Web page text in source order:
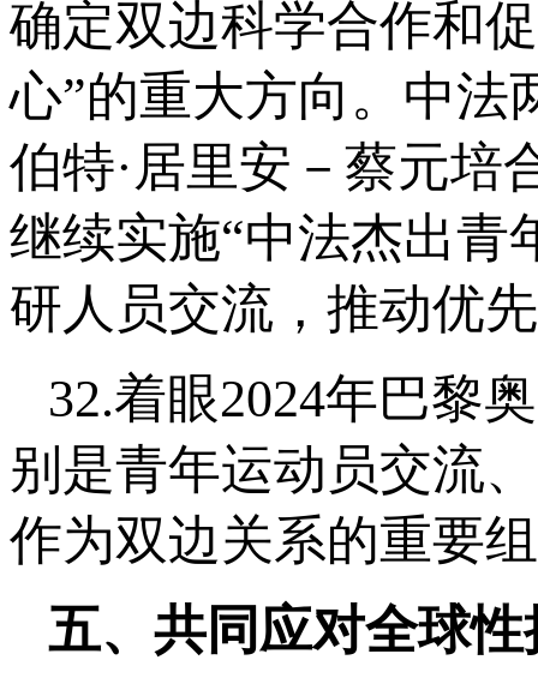
确定双边科学合作和
心”的重大方向。中法
伯特·居里安－蔡元培
继续实施“中法杰出青
研人员交流，推动优
32.着眼2024年巴黎
别是青年运动员交流
作为双边关系的重要
五、共同应对全球性